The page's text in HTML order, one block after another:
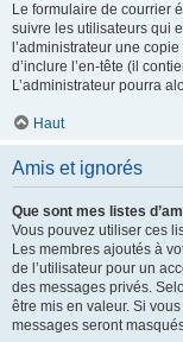
Le formulaire de courrier
suivre les utilisateurs qui
l’administrateur une
d’inclure l’en-tête (il
L’administrateur pourra
Haut
Amis et ignorés
Que sont mes listes
Vous pouvez utiliser ces
Les membres ajoutés à
de l’utilisateur pour un
des messages privés.
être mis en valeur. Si
messages seront